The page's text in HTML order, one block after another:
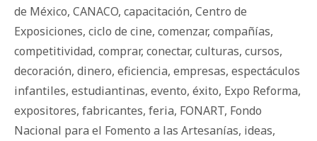
de México, CANACO, capacitación, Centro de
Exposiciones, ciclo de cine, comenzar, compañías,
competitividad, comprar, conectar, culturas, cursos,
decoración, dinero, eficiencia, empresas, espectáculos
infantiles, estudiantinas, evento, éxito, Expo Reforma,
expositores, fabricantes, feria, FONART, Fondo
Nacional para el Fomento a las Artesanías, ideas,